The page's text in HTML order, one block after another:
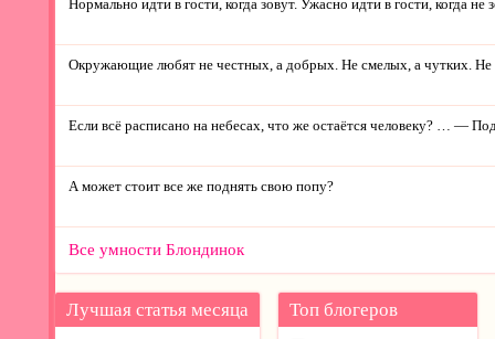
Нормально идти в гости, когда зовут. Ужасно идти в гости, когда
Окружающие любят не честных, а добрых. Не смелых, а чутких.
Если всё расписано на небесах, что же остаётся человеку? … —
А может стоит все же поднять свою попу?
Все умности Блондинок
Лучшая статья месяца Топ блогеров